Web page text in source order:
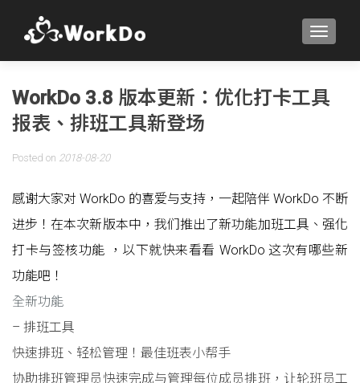
WorkDo 3.8 版本更新：优化打卡工具
报表、排班工具新登场
Posted on 2018-08-20
感谢大家对 WorkDo 的喜爱与支持，一起陪伴 WorkDo 不断
进步！在本次新版本中，我们推出了新功能加班工具、强化
打卡与签核功能 ，以下就快来看看 WorkDo 这次有哪些新
功能吧！
全新功能
– 排班工具
快速排班、轻松管理！最佳班表小帮手
协助排班管理员快速完成与管理每位成员排班，让轮班员工